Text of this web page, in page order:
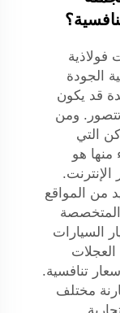
فولاذية
الجودة
قد يكون
ومن
التي
منها هو
من المواقع
المتخصصة
السيارات
تنافسية.
مختلف